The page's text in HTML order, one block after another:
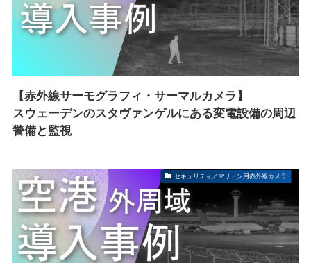
【赤外線サーモグラフィ・サーマルカメラ】
スウェーデンのスタヴァンゲルにある変電設備の周辺
警備と監視
セキュリティ／マリーン用赤外線カメラ